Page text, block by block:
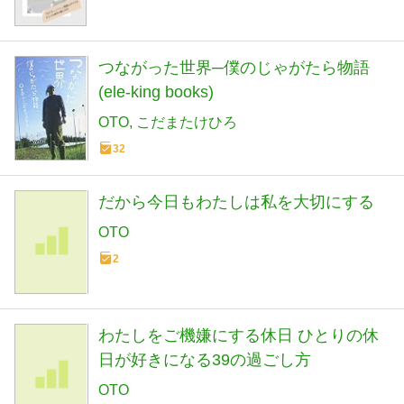
つながった世界─僕のじゃがたら物語
(ele-king books)
OTO こだまたけひろ
32
だから今日もわたしは私を大切にする
OTO
2
わたしをご機嫌にする休日 ひとりの休
日が好きになる39の過ごし方
OTO